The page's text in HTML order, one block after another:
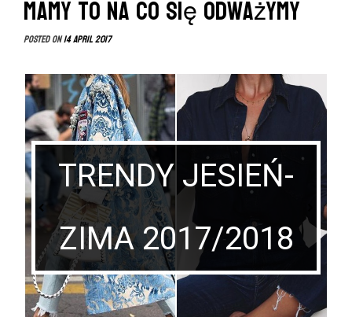
Mamy to na co się odważymy
Posted on14 April 2017
TRENDY JESIEŃ-
ZIMA 2017/2018